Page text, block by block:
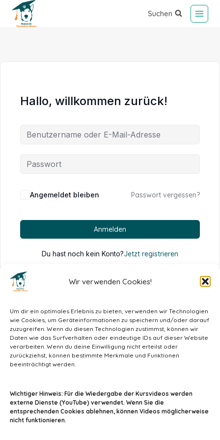
Wir verwenden Cookies!
Um dir ein optimales Erlebnis zu bieten, verwenden wir Technologien
wie Cookies, um Geräteinformationen zu speichern und/oder darauf
zuzugreifen. Wenn du diesen Technologien zustimmst, können wir
Daten wie das Surfverhalten oder eindeutige IDs auf dieser Website
verarbeiten. Wenn du deine Einwilligung nicht erteilst oder
zurückziehst, können bestimmte Merkmale und Funktionen
beeinträchtigt werden.
Wichtiger Hinweis: Für die Wiedergabe der Kursvideos werden
externe Dienste (YouTube) verwendet. Wenn Sie die
entsprechenden Cookies ablehnen, können Videos möglicherweise
nicht funktionieren.
Suchen
Hallo, willkommen zurück!
Alternative:
Angemeldet bleiben Passwort vergessen?
Anmelden
Du hast noch kein Konto?Jetzt registrieren
info@tiermedizin-wissen.de